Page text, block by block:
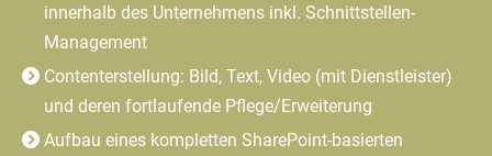
innerhalb des Unternehmens inkl. Schnittstellen-
Management
Contenterstellung: Bild, Text, Video (mit Dienstleister)
und deren fortlaufende Pflege/Erweiterung
Aufbau eines kompletten SharePoint-basierten